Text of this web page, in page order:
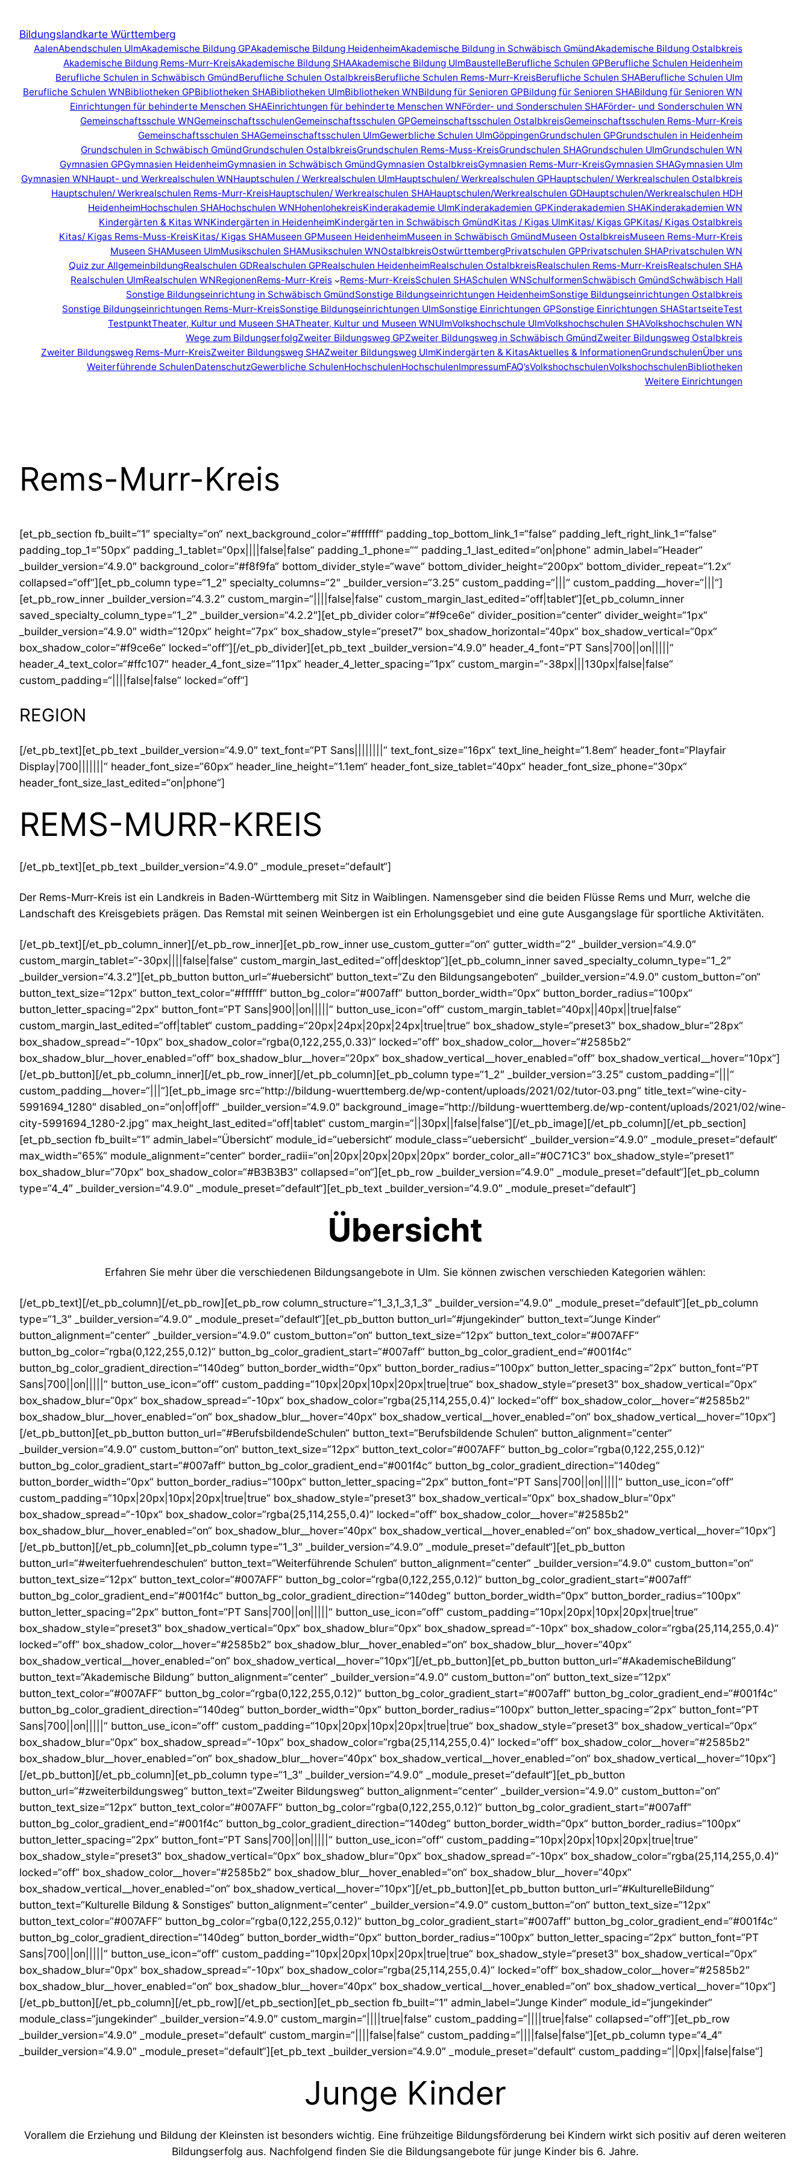
springenBildungslandkarte Württemberg
AalenAbendschulen UlmAkademische Bildung GPAkademische Bildung HeidenheimAkademische Bildung in Schwäbisch GmündAkademische Bildung Ostalbkreis
Akademische Bildung Rems-Murr-KreisAkademische Bildung SHAAkademische Bildung UlmBaustelleBerufliche Schulen GPBerufliche Schulen Heidenheim
Berufliche Schulen in Schwäbisch GmündBerufliche Schulen OstalbkreisBerufliche Schulen Rems-Murr-KreisBerufliche Schulen SHABerufliche Schulen Ulm
Berufliche Schulen WNBibliotheken GPBibliotheken SHABibliotheken UlmBibliotheken WNBildung für Senioren GPBildung für Senioren SHABildung für Senioren WN
Einrichtungen für behinderte Menschen SHAEinrichtungen für behinderte Menschen WNFörder- und Sonderschulen SHAFörder- und Sonderschulen WN
Gemeinschaftsschule WNGemeinschaftsschulenGemeinschaftsschulen GPGemeinschaftsschulen OstalbkreisGemeinschaftsschulen Rems-Murr-Kreis
Gemeinschaftsschulen SHAGemeinschaftsschulen UlmGewerbliche Schulen UlmGöppingenGrundschulen GPGrundschulen in Heidenheim
Grundschulen in Schwäbisch GmündGrundschulen OstalbkreisGrundschulen Rems-Muss-KreisGrundschulen SHAGrundschulen UlmGrundschulen WN
Gymnasien GPGymnasien HeidenheimGymnasien in Schwäbisch GmündGymnasien OstalbkreisGymnasien Rems-Murr-KreisGymnasien SHAGymnasien Ulm
Gymnasien WNHaupt- und Werkrealschulen WNHauptschulen / Werkrealschulen UlmHauptschulen/ Werkrealschulen GPHauptschulen/ Werkrealschulen Ostalbkreis
Hauptschulen/ Werkrealschulen Rems-Murr-KreisHauptschulen/ Werkrealschulen SHAHauptschulen/Werkrealschulen GDHauptschulen/Werkrealschulen HDH
HeidenheimHochschulen SHAHochschulen WNHohenlohekreisKinderakademie UlmKinderakademien GPKinderakademien SHAKinderakademien WN
Kindergärten & Kitas WNKindergärten in HeidenheimKindergärten in Schwäbisch GmündKitas / Kigas UlmKitas/ Kigas GPKitas/ Kigas Ostalbkreis
Kitas/ Kigas Rems-Muss-KreisKitas/ Kigas SHAMuseen GPMuseen HeidenheimMuseen in Schwäbisch GmündMuseen OstalbkreisMuseen Rems-Murr-Kreis
Museen SHAMuseen UlmMusikschulen SHAMusikschulen WNOstalbkreisOstwürttembergPrivatschulen GPPrivatschulen SHAPrivatschulen WN
Quiz zur AllgemeinbildungRealschulen GDRealschulen GPRealschulen HeidenheimRealschulen OstalbkreisRealschulen Rems-Murr-KreisRealschulen SHA
Realschulen UlmRealschulen WNRegionenRems-Murr-Kreis Rems-Murr-KreisSchulen SHASchulen WNSchulformenSchwäbisch GmündSchwäbisch Hall
Sonstige Bildungseinrichtung in Schwäbisch GmündSonstige Bildungseinrichtungen HeidenheimSonstige Bildungseinrichtungen Ostalbkreis
Sonstige Bildungseinrichtungen Rems-Murr-KreisSonstige Bildungseinrichtungen UlmSonstige Einrichtungen GPSonstige Einrichtungen SHAStartseiteTest
TestpunktTheater, Kultur und Museen SHATheater, Kultur und Museen WNUlmVolkshochschule UlmVolkshochschulen SHAVolkshochschulen WN
Wege zum BildungserfolgZweiter Bildungsweg GPZweiter Bildungsweg in Schwäbisch GmündZweiter Bildungsweg Ostalbkreis
Zweiter Bildungsweg Rems-Murr-KreisZweiter Bildungsweg SHAZweiter Bildungsweg UlmKindergärten & KitasAktuelles & InformationenGrundschulenÜber uns
Weiterführende SchulenDatenschutzGewerbliche SchulenHochschulenHochschulenImpressumFAQ’sVolkshochschulenVolkshochschulenBibliotheken
Weitere Einrichtungen
Rems-Murr-Kreis
[et_pb_section fb_built=“1″ specialty=“on“ next_background_color=“#ffffff“ padding_top_bottom_link_1=“false“ padding_left_right_link_1=“false“
padding_top_1=“50px“ padding_1_tablet=“0px||||false|false“ padding_1_phone=““ padding_1_last_edited=“on|phone“ admin_label=“Header“
_builder_version=“4.9.0″ background_color=“#f8f9fa“ bottom_divider_style=“wave“ bottom_divider_height=“200px“ bottom_divider_repeat=“1.2x“
collapsed=“off“][et_pb_column type=“1_2″ specialty_columns=“2″ _builder_version=“3.25″ custom_padding=“|||“ custom_padding__hover=“|||“]
[et_pb_row_inner _builder_version=“4.3.2″ custom_margin=“||||false|false“ custom_margin_last_edited=“off|tablet“][et_pb_column_inner
saved_specialty_column_type=“1_2″ _builder_version=“4.2.2″][et_pb_divider color=“#f9ce6e“ divider_position=“center“ divider_weight=“1px“
_builder_version=“4.9.0″ width=“120px“ height=“7px“ box_shadow_style=“preset7″ box_shadow_horizontal=“40px“ box_shadow_vertical=“0px“
box_shadow_color=“#f9ce6e“ locked=“off“][/et_pb_divider][et_pb_text _builder_version=“4.9.0″ header_4_font=“PT Sans|700||on|||||“
header_4_text_color=“#ffc107″ header_4_font_size=“11px“ header_4_letter_spacing=“1px“ custom_margin=“-38px|||130px|false|false“
custom_padding=“||||false|false“ locked=“off“]
REGION
[/et_pb_text][et_pb_text _builder_version=“4.9.0″ text_font=“PT Sans||||||||“ text_font_size=“16px“ text_line_height=“1.8em“ header_font=“Playfair
Display|700|||||||“ header_font_size=“60px“ header_line_height=“1.1em“ header_font_size_tablet=“40px“ header_font_size_phone=“30px“
header_font_size_last_edited=“on|phone“]
REMS-MURR-KREIS
[/et_pb_text][et_pb_text _builder_version=“4.9.0″ _module_preset=“default“]
Der Rems-Murr-Kreis ist ein Landkreis in Baden-Württemberg mit Sitz in Waiblingen. Namensgeber sind die beiden Flüsse Rems und Murr, welche die
Landschaft des Kreisgebiets prägen. Das Remstal mit seinen Weinbergen ist ein Erholungsgebiet und eine gute Ausgangslage für sportliche Aktivitäten.
[/et_pb_text][/et_pb_column_inner][/et_pb_row_inner][et_pb_row_inner use_custom_gutter=“on“ gutter_width=“2″ _builder_version=“4.9.0″
custom_margin_tablet=“-30px||||false|false“ custom_margin_last_edited=“off|desktop“][et_pb_column_inner saved_specialty_column_type=“1_2″
_builder_version=“4.3.2″][et_pb_button button_url=“#uebersicht“ button_text=“Zu den Bildungsangeboten“ _builder_version=“4.9.0″ custom_button=“on“
button_text_size=“12px“ button_text_color=“#ffffff“ button_bg_color=“#007aff“ button_border_width=“0px“ button_border_radius=“100px“
button_letter_spacing=“2px“ button_font=“PT Sans|900||on|||||“ button_use_icon=“off“ custom_margin_tablet=“40px||40px||true|false“
custom_margin_last_edited=“off|tablet“ custom_padding=“20px|24px|20px|24px|true|true“ box_shadow_style=“preset3″ box_shadow_blur=“28px“
box_shadow_spread=“-10px“ box_shadow_color=“rgba(0,122,255,0.33)“ locked=“off“ box_shadow_color__hover=“#2585b2″
box_shadow_blur__hover_enabled=“off“ box_shadow_blur__hover=“20px“ box_shadow_vertical__hover_enabled=“off“ box_shadow_vertical__hover=“10px“]
[/et_pb_button][/et_pb_column_inner][/et_pb_row_inner][/et_pb_column][et_pb_column type=“1_2″ _builder_version=“3.25″ custom_padding=“|||“
custom_padding__hover=“|||“][et_pb_image src=“http://bildung-wuerttemberg.de/wp-content/uploads/2021/02/tutor-03.png“ title_text=“wine-city-
5991694_1280″ disabled_on=“on|off|off“ _builder_version=“4.9.0″ background_image=“http://bildung-wuerttemberg.de/wp-content/uploads/2021/02/wine-
city-5991694_1280-2.jpg“ max_height_last_edited=“off|tablet“ custom_margin=“||30px||false|false“][/et_pb_image][/et_pb_column][/et_pb_section]
[et_pb_section fb_built=“1″ admin_label=“Übersicht“ module_id=“uebersicht“ module_class=“uebersicht“ _builder_version=“4.9.0″ _module_preset=“default“
max_width=“65%“ module_alignment=“center“ border_radii=“on|20px|20px|20px|20px“ border_color_all=“#0C71C3″ box_shadow_style=“preset1″
box_shadow_blur=“70px“ box_shadow_color=“#B3B3B3″ collapsed=“on“][et_pb_row _builder_version=“4.9.0″ _module_preset=“default“][et_pb_column
type=“4_4″ _builder_version=“4.9.0″ _module_preset=“default“][et_pb_text _builder_version=“4.9.0″ _module_preset=“default“]
Übersicht
Erfahren Sie mehr über die verschiedenen Bildungsangebote in Ulm. Sie können zwischen verschieden Kategorien wählen:
[/et_pb_text][/et_pb_column][/et_pb_row][et_pb_row column_structure=“1_3,1_3,1_3″ _builder_version=“4.9.0″ _module_preset=“default“][et_pb_column
type=“1_3″ _builder_version=“4.9.0″ _module_preset=“default“][et_pb_button button_url=“#jungekinder“ button_text=“Junge Kinder“
button_alignment=“center“ _builder_version=“4.9.0″ custom_button=“on“ button_text_size=“12px“ button_text_color=“#007AFF“
button_bg_color=“rgba(0,122,255,0.12)“ button_bg_color_gradient_start=“#007aff“ button_bg_color_gradient_end=“#001f4c“
button_bg_color_gradient_direction=“140deg“ button_border_width=“0px“ button_border_radius=“100px“ button_letter_spacing=“2px“ button_font=“PT
Sans|700||on|||||“ button_use_icon=“off“ custom_padding=“10px|20px|10px|20px|true|true“ box_shadow_style=“preset3″ box_shadow_vertical=“0px“
box_shadow_blur=“0px“ box_shadow_spread=“-10px“ box_shadow_color=“rgba(25,114,255,0.4)“ locked=“off“ box_shadow_color__hover=“#2585b2″
box_shadow_blur__hover_enabled=“on“ box_shadow_blur__hover=“40px“ box_shadow_vertical__hover_enabled=“on“ box_shadow_vertical__hover=“10px“]
[/et_pb_button][et_pb_button button_url=“#BerufsbildendeSchulen“ button_text=“Berufsbildende Schulen“ button_alignment=“center“
_builder_version=“4.9.0″ custom_button=“on“ button_text_size=“12px“ button_text_color=“#007AFF“ button_bg_color=“rgba(0,122,255,0.12)“
button_bg_color_gradient_start=“#007aff“ button_bg_color_gradient_end=“#001f4c“ button_bg_color_gradient_direction=“140deg“
button_border_width=“0px“ button_border_radius=“100px“ button_letter_spacing=“2px“ button_font=“PT Sans|700||on|||||“ button_use_icon=“off“
custom_padding=“10px|20px|10px|20px|true|true“ box_shadow_style=“preset3″ box_shadow_vertical=“0px“ box_shadow_blur=“0px“
box_shadow_spread=“-10px“ box_shadow_color=“rgba(25,114,255,0.4)“ locked=“off“ box_shadow_color__hover=“#2585b2″
box_shadow_blur__hover_enabled=“on“ box_shadow_blur__hover=“40px“ box_shadow_vertical__hover_enabled=“on“ box_shadow_vertical__hover=“10px“]
[/et_pb_button][/et_pb_column][et_pb_column type=“1_3″ _builder_version=“4.9.0″ _module_preset=“default“][et_pb_button
button_url=“#weiterfuehrendeschulen“ button_text=“Weiterführende Schulen“ button_alignment=“center“ _builder_version=“4.9.0″ custom_button=“on“
button_text_size=“12px“ button_text_color=“#007AFF“ button_bg_color=“rgba(0,122,255,0.12)“ button_bg_color_gradient_start=“#007aff“
button_bg_color_gradient_end=“#001f4c“ button_bg_color_gradient_direction=“140deg“ button_border_width=“0px“ button_border_radius=“100px“
button_letter_spacing=“2px“ button_font=“PT Sans|700||on|||||“ button_use_icon=“off“ custom_padding=“10px|20px|10px|20px|true|true“
box_shadow_style=“preset3″ box_shadow_vertical=“0px“ box_shadow_blur=“0px“ box_shadow_spread=“-10px“ box_shadow_color=“rgba(25,114,255,0.4)“
locked=“off“ box_shadow_color__hover=“#2585b2″ box_shadow_blur__hover_enabled=“on“ box_shadow_blur__hover=“40px“
box_shadow_vertical__hover_enabled=“on“ box_shadow_vertical__hover=“10px“][/et_pb_button][et_pb_button button_url=“#AkademischeBildung“
button_text=“Akademische Bildung“ button_alignment=“center“ _builder_version=“4.9.0″ custom_button=“on“ button_text_size=“12px“
button_text_color=“#007AFF“ button_bg_color=“rgba(0,122,255,0.12)“ button_bg_color_gradient_start=“#007aff“ button_bg_color_gradient_end=“#001f4c“
button_bg_color_gradient_direction=“140deg“ button_border_width=“0px“ button_border_radius=“100px“ button_letter_spacing=“2px“ button_font=“PT
Sans|700||on|||||“ button_use_icon=“off“ custom_padding=“10px|20px|10px|20px|true|true“ box_shadow_style=“preset3″ box_shadow_vertical=“0px“
box_shadow_blur=“0px“ box_shadow_spread=“-10px“ box_shadow_color=“rgba(25,114,255,0.4)“ locked=“off“ box_shadow_color__hover=“#2585b2″
box_shadow_blur__hover_enabled=“on“ box_shadow_blur__hover=“40px“ box_shadow_vertical__hover_enabled=“on“ box_shadow_vertical__hover=“10px“]
[/et_pb_button][/et_pb_column][et_pb_column type=“1_3″ _builder_version=“4.9.0″ _module_preset=“default“][et_pb_button
button_url=“#zweiterbildungsweg“ button_text=“Zweiter Bildungsweg“ button_alignment=“center“ _builder_version=“4.9.0″ custom_button=“on“
button_text_size=“12px“ button_text_color=“#007AFF“ button_bg_color=“rgba(0,122,255,0.12)“ button_bg_color_gradient_start=“#007aff“
button_bg_color_gradient_end=“#001f4c“ button_bg_color_gradient_direction=“140deg“ button_border_width=“0px“ button_border_radius=“100px“
button_letter_spacing=“2px“ button_font=“PT Sans|700||on|||||“ button_use_icon=“off“ custom_padding=“10px|20px|10px|20px|true|true“
box_shadow_style=“preset3″ box_shadow_vertical=“0px“ box_shadow_blur=“0px“ box_shadow_spread=“-10px“ box_shadow_color=“rgba(25,114,255,0.4)“
locked=“off“ box_shadow_color__hover=“#2585b2″ box_shadow_blur__hover_enabled=“on“ box_shadow_blur__hover=“40px“
box_shadow_vertical__hover_enabled=“on“ box_shadow_vertical__hover=“10px“][/et_pb_button][et_pb_button button_url=“#KulturelleBildung“
button_text=“Kulturelle Bildung & Sonstiges“ button_alignment=“center“ _builder_version=“4.9.0″ custom_button=“on“ button_text_size=“12px“
button_text_color=“#007AFF“ button_bg_color=“rgba(0,122,255,0.12)“ button_bg_color_gradient_start=“#007aff“ button_bg_color_gradient_end=“#001f4c“
button_bg_color_gradient_direction=“140deg“ button_border_width=“0px“ button_border_radius=“100px“ button_letter_spacing=“2px“ button_font=“PT
Sans|700||on|||||“ button_use_icon=“off“ custom_padding=“10px|20px|10px|20px|true|true“ box_shadow_style=“preset3″ box_shadow_vertical=“0px“
box_shadow_blur=“0px“ box_shadow_spread=“-10px“ box_shadow_color=“rgba(25,114,255,0.4)“ locked=“off“ box_shadow_color__hover=“#2585b2″
box_shadow_blur__hover_enabled=“on“ box_shadow_blur__hover=“40px“ box_shadow_vertical__hover_enabled=“on“ box_shadow_vertical__hover=“10px“]
[/et_pb_button][/et_pb_column][/et_pb_row][/et_pb_section][et_pb_section fb_built=“1″ admin_label=“Junge Kinder“ module_id=“jungekinder“
module_class=“jungekinder“ _builder_version=“4.9.0″ custom_margin=“||||true|false“ custom_padding=“||||true|false“ collapsed=“off“][et_pb_row
_builder_version=“4.9.0″ _module_preset=“default“ custom_margin=“||||false|false“ custom_padding=“||||false|false“][et_pb_column type=“4_4″
_builder_version=“4.9.0″ _module_preset=“default“][et_pb_text _builder_version=“4.9.0″ _module_preset=“default“ custom_padding=“||0px||false|false“]
Junge Kinder
Vorallem die Erziehung und Bildung der Kleinsten ist besonders wichtig. Eine frühzeitige Bildungsförderung bei Kindern wirkt sich positiv auf deren weiteren
Bildungserfolg aus. Nachfolgend finden Sie die Bildungsangebote für junge Kinder bis 6. Jahre.